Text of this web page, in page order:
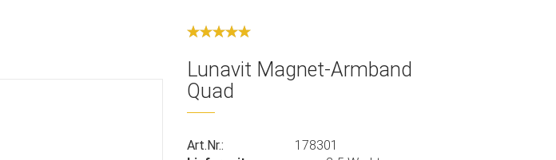
Konto erstellen
Passwort vergessen?
Lunavit Magnet-Armband
Quad
Art.Nr.:
178301